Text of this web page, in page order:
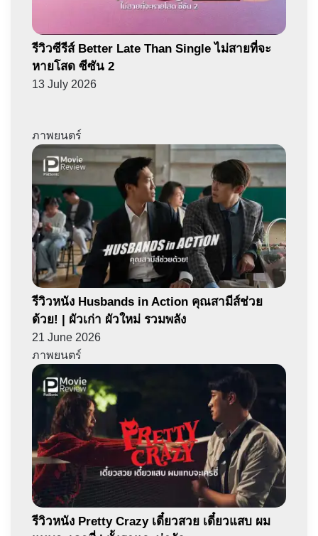
รีวิวซีรีส์ Better Late Than Single ไม่สายที่จะ
หายโสด ซีซัน 2
13 July 2026
ภาพยนตร์
รีวิวหนัง Husbands in Action คุณสามีส์ช่วย
ด้วย! | ผัวเก่า ผัวใหม่ รวมพลัง
21 June 2026
ภาพยนตร์
รีวิวหนัง Pretty Crazy เดี๋ยวสวย เดี๋ยวแสบ ผม